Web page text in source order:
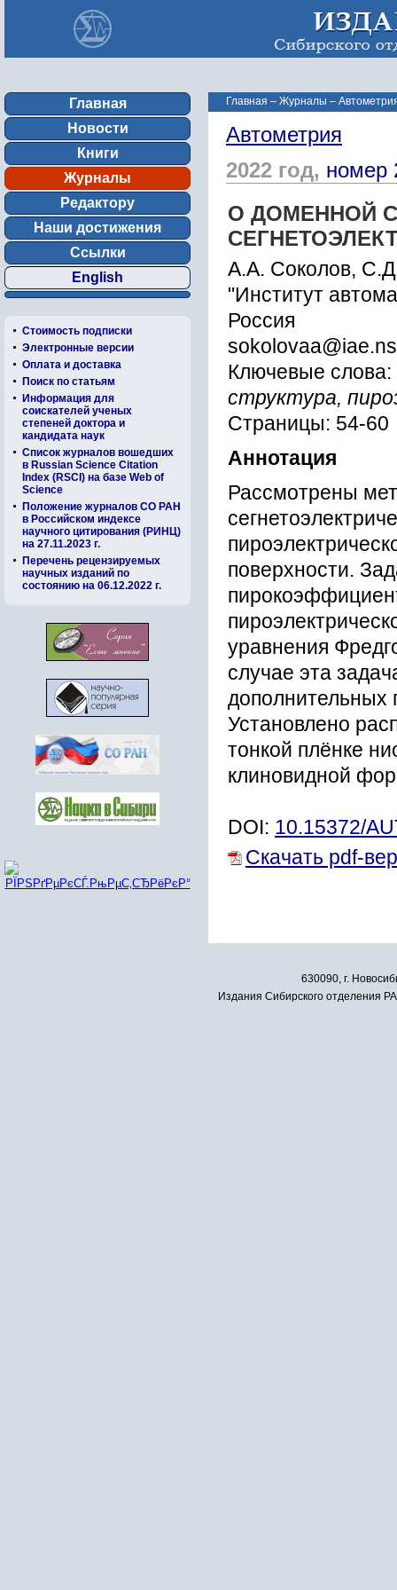
Главная
Новости
Книги
Журналы
Редактору
Наши достижения
Ссылки
English
Стоимость подписки
Электронные версии
Оплата и доставка
Поиск по статьям
Информация для
соискателей ученых
степеней доктора и
кандидата наук
Список журналов вошедших
в Russian Science Citation
Index (RSCI) на базе Web of
Science
Положение журналов СО РАН
в Российском индексе
научного цитирования (РИНЦ)
на 27.11.2023 г.
Перечень рецензируемых
научных изданий по
состоянию на 06.12.2022 г.
Главная – Журналы –
Автометрия
2022 год, номер
О ДОМЕННОЙ
А.А. Соколов,
"Институт
Россия
Ключевые слова:
структура,
Страницы: 54-60
Аннотация
Рассмотрены
поверхности.
уравнения
случае эта
дополнительных
Установлено
тонкой плёнке
клиновидной
DOI: 10.15372/
Скачать pdf-
630090, г.
Издания Сибирского отделения